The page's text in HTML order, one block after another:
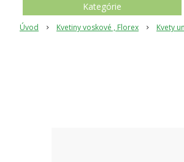
Úvod Kvetiny voskové , Florex Kvety
Kategórie